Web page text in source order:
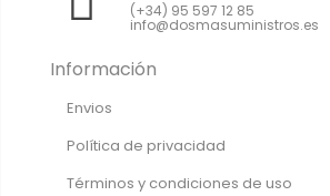
(+34) 95 597 12 85
info@dosmasuministros.es
Información
Envios
Política de privacidad
Términos y condiciones de uso